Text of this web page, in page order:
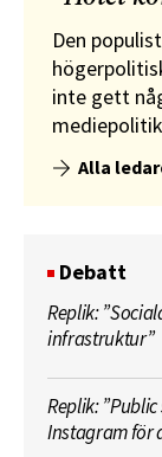
Den
inte gett
Alla
Debatt
Replik:
infrastruktur”
Replik:
Instagram för